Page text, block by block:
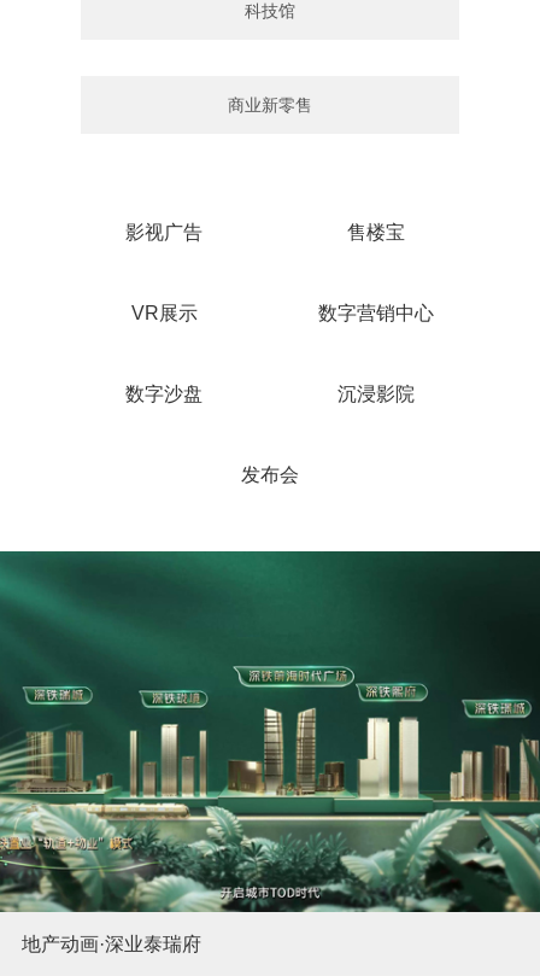
科技馆
商业新零售
影视广告 售楼宝
VR展示 数字营销中心
数字沙盘 沉浸影院
发布会
地产动画·深业泰瑞府